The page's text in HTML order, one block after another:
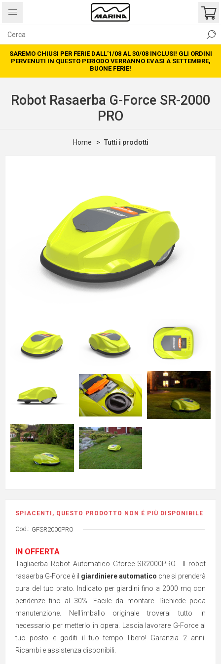
SAREMO CHIUSI PER FERIE DALL’1/08 AL 30/08 INCLUSI! GLI ORDINI
PERVENUTI IN QUESTO PERIODO VERRANNO EVASI A SETTEMBRE,
BUONE FERIE!
Robot Rasaerba G-Force SR-2000
PRO
Home Tutti i prodotti
SPIACENTI, QUESTO PRODOTTO NON É PIÙ DISPONIBILE
Cod.: GFSR2000PRO
IN OFFERTA
Tagliaerba Robot Automatico Gforce SR2000PRO. Il robot
rasaerba G-Force è il giardiniere automatico che si prenderà
cura del tuo prato. Indicato per giardini fino a 2000 mq con
pendenze fino al 30%. Facile da montare. Richiede poca
manutenzione. Nell'imballo originale troverai tutto in
necessario per metterlo in opera. Lascia lavorare G-Force al
tuo posto e goditi il tuo tempo libero! Garanzia 2 anni.
Ricambi e assistenza disponibili.